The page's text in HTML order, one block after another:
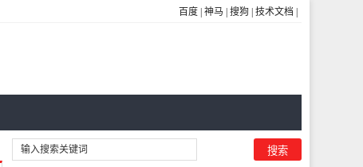
百度 神马 搜狗 技术文档